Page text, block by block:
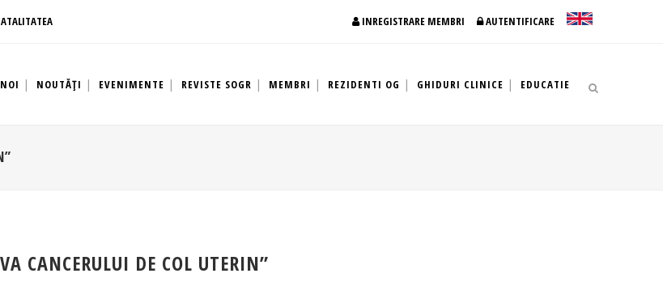
INREGISTRARE MEMBRI AUTENTIFICARE
NOUTĂȚI EVENIMENTE REVISTE SOGR MEMBRI REZIDENTI OG GHIDURI CLINICE EDUCATIE
CANCERULUI DE COL UTERIN”